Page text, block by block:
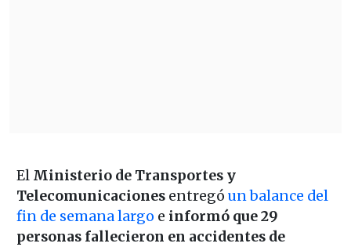
El Ministerio de Transportes y
Telecomunicacionesentregó un balance del
fin de semana largo e informó que 29
personas fallecieron en accidentes de